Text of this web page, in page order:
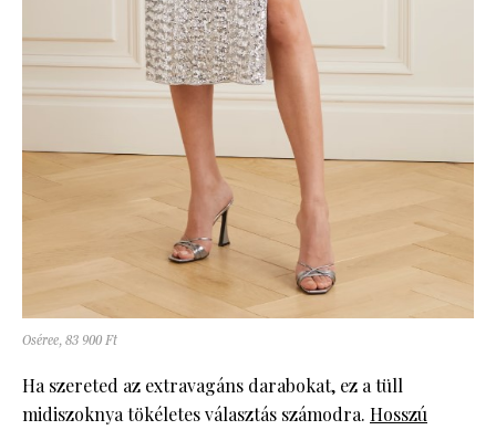
Oséree, 83 900 Ft
Ha szereted az extravagáns darabokat, ez a tüll
midiszoknya tökéletes választás számodra. Hosszú